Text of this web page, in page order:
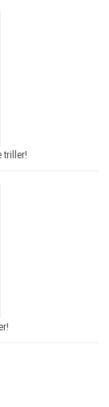
triller!